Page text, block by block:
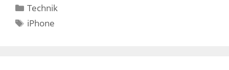
Kategorien
Technik
Schlagwörter
iPhone